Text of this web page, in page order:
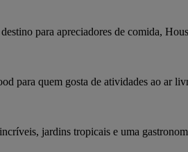
para apreciadores de comida,
para quem gosta de atividades ao ar
jardins tropicais e uma